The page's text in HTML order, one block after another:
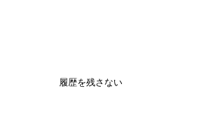
履歴を残さない